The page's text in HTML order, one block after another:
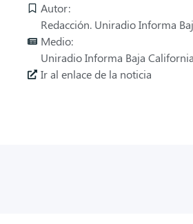
Autor:
Redacción. Uniradio Informa
Medio:
Uniradio Informa Baja California
Ir al enlace de la noticia